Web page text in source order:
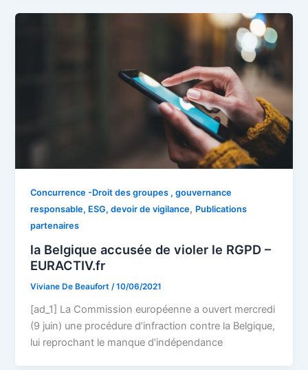
Concurrence -Droit des groupes , gouvernance
responsable, ESG, devoir de vigilance, Publications
partenaires
la Belgique accusée de violer le RGPD –
EURACTIV.fr
Viviane De Beaufort /10/06/2021
[ad_1] La Commission européenne a ouvert mercredi
(9 juin) une procédure d’infraction contre la Belgique,
lui reprochant le manque d’indépendance